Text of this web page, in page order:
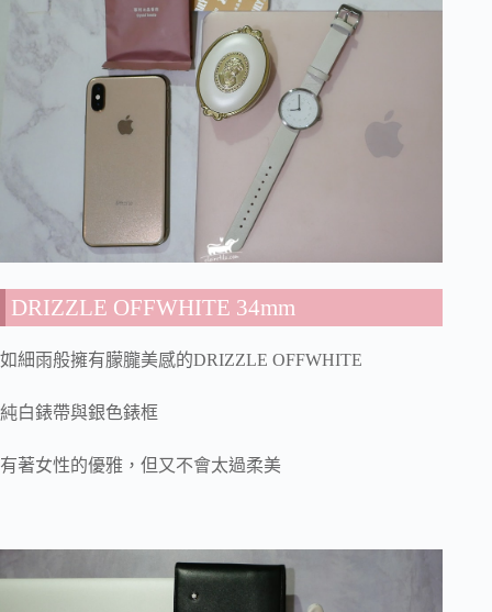
DRIZZLE OFFWHITE 34mm
如細雨般擁有朦朧美感的DRIZZLE OFFWHITE
純白錶帶與銀色錶框
有著女性的優雅，但又不會太過柔美